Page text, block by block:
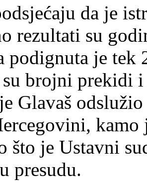
da je
rezultati su
podignuta je tek
brojni prekidi i
Glavaš
kamo
što je Ustavni
presudu.